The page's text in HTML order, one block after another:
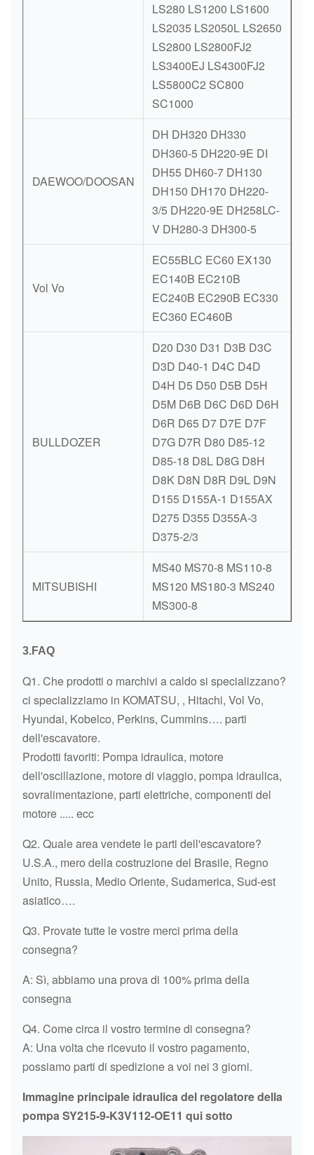
LS280 LS1200 LS1600
LS2035 LS2050L LS2650
LS2800 LS2800FJ2
LS3400EJ LS4300FJ2
LS5800C2 SC800
SC1000
DAEWOO/DOOSAN
DH DH320 DH330
DH360-5 DH220-9E DI
DH55 DH60-7 DH130
DH150 DH170 DH220-
3/5 DH220-9E DH258LC-
V DH280-3 DH300-5
Vol Vo
EC55BLC EC60 EX130
EC140B EC210B
EC240B EC290B EC330
EC360 EC460B
BULLDOZER
D20 D30 D31 D3B D3C
D3D D40-1 D4C D4D
D4H D5 D50 D5B D5H
D5M D6B D6C D6D D6H
D6R D65 D7 D7E D7F
D7G D7R D80 D85-12
D85-18 D8L D8G D8H
D8K D8N D8R D9L D9N
D155 D155A-1 D155AX
D275 D355 D355A-3
D375-2/3
MITSUBISHI
MS40 MS70-8 MS110-8
MS120 MS180-3 MS240
MS300-8
3.FAQ
Q1. Che prodotti o marchivi a caldo si specializzano?
ci specializziamo in KOMATSU, , Hitachi, Vol Vo,
Hyundai, Kobelco, Perkins, Cummins…. parti
dell'escavatore.
Prodotti favoriti: Pompa idraulica, motore
dell'oscillazione, motore di viaggio, pompa idraulica,
sovralimentazione, parti elettriche, componenti del
motore ..... ecc
Q2. Quale area vendete le parti dell'escavatore?
U.S.A., mero della costruzione del Brasile, Regno
Unito, Russia, Medio Oriente, Sudamerica, Sud-est
asiatico….
Q3. Provate tutte le vostre merci prima della
consegna?
A: Sì, abbiamo una prova di 100% prima della
consegna
Q4. Come circa il vostro termine di consegna?
A: Una volta che ricevuto il vostro pagamento,
possiamo parti di spedizione a voi nei 3 giorni.
Immagine principale idraulica del regolatore della
pompa SY215-9-K3V112-OE11 qui sotto